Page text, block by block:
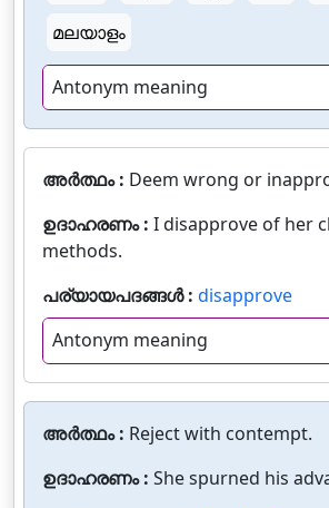
മലയാളം
Antonym meaning
അർത്ഥം : Deem wrong or
ഉദാഹരണം : I disapprove of her
methods.
പര്യായപദങ്ങൾ : disapprove
Antonym meaning
അർത്ഥം : Reject with contempt.
ഉദാഹരണം : She spurned his